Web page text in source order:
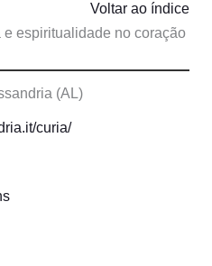
espiritualidade no coração
Voltar ao índice
(AL)
curia/